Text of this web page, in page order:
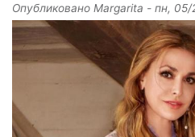
Опубликовано Margarita - пн, 05/